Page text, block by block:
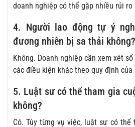
doanh nghiệp có thể gặp nhiều rủi ro
4. Người lao động tự ý
đương nhiên bị sa thải không?
Không. Doanh nghiệp cần xem xét
các điều kiện khác theo quy định
5. Luật sư có thể tham gia
không?
Có. Tùy từng vụ việc, luật sư có thể